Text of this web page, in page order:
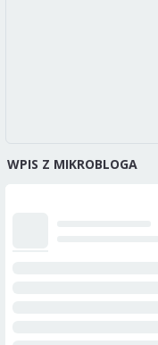
WPIS Z MIKROBLOGA